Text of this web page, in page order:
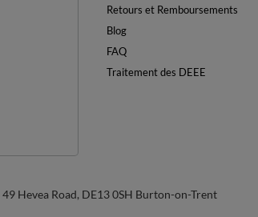
Retours et Remboursements
Blog
FAQ
Traitement des DEEE
49 Hevea Road, DE13 0SH Burton-on-Trent